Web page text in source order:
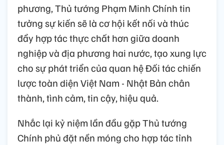
phương, Thủ tướng Phạm Minh Chính tin
tưởng sự kiến sẽ là cơ hội kết nối và thúc
đẩy hợp tác thực chất hơn giữa doanh
nghiệp và địa phương hai nước, tạo xung lực
cho sự phát triển của quan hệ Đối tác chiến
lược toàn diện Việt Nam - Nhật Bản chân
thành, tình cảm, tin cậy, hiệu quả.
Nhắc lại kỷ niệm lần đầu gặp Thủ tướng
Chính phủ đặt nền móng cho hợp tác tỉnh